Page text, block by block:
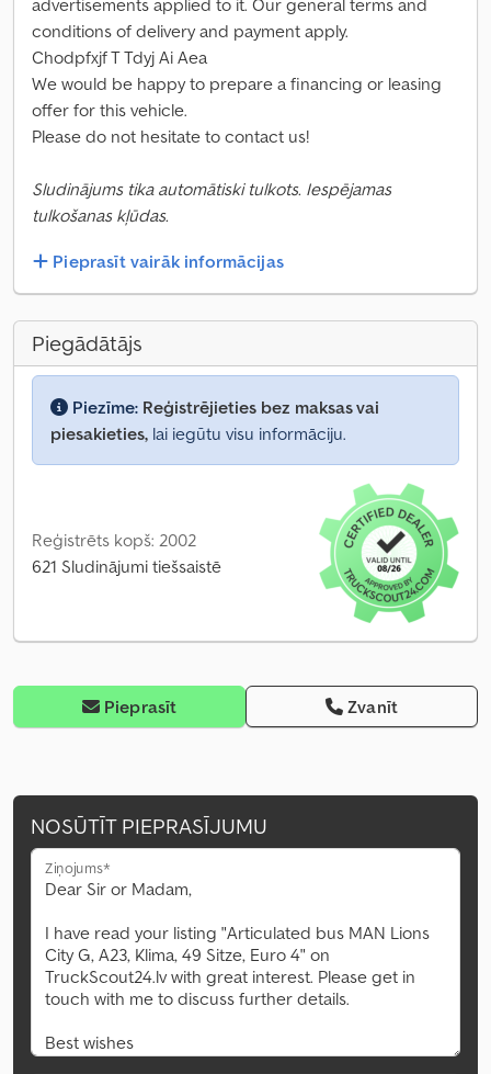
advertisements applied to it. Our general terms and
conditions of delivery and payment apply.
Chodpfxjf T Tdyj Ai Aea
We would be happy to prepare a financing or leasing
offer for this vehicle.
Please do not hesitate to contact us!
Sludinājums tika automātiski tulkots. Iespējamas
tulkošanas kļūdas.
Pieprasīt vairāk informācijas
Piegādātājs
Piezīme: Reģistrējieties bez maksas vai
piesakieties, lai iegūtu visu informāciju.
Reģistrēts kopš: 2002
621 Sludinājumi tiešsaistē
Pieprasīt Zvanīt
NOSŪTĪT PIEPRASĪJUMU
Ziņojums*